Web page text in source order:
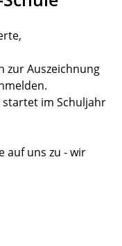
zur Auszeichnung
startet im Schuljahr
auf uns zu - wir